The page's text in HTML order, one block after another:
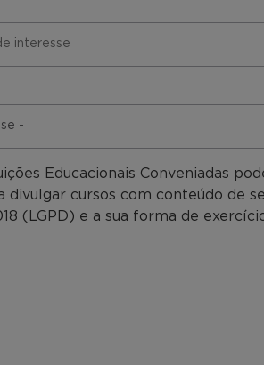
Educacionais Conveniadas
divulgar cursos com conteúdo de
(LGPD) e a sua forma de